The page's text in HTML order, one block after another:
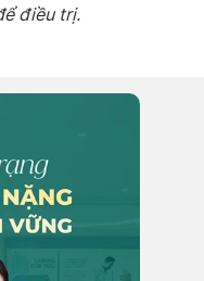
điều trị.